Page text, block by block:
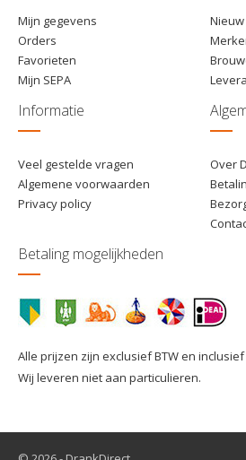
Mijn gegevens
Orders
Favorieten
Mijn SEPA
Nieuw
Informatie
Veel gestelde vragen
Algemene voorwaarden
Privacy policy
Over
Betaling mogelijkheden
Alle prijzen zijn exclusief BTW en
Wij leveren niet aan particulieren.